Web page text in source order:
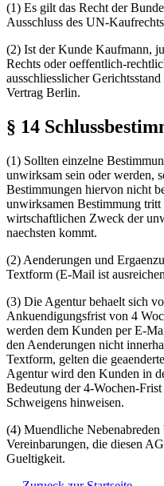
(1) Es gilt das Recht der
Ausschluss des UN-
(2) Ist der Kunde Kaufmann,
Rechts oder oeffentlich-
ausschliesslicher
Vertrag Berlin.
§ 14
(1) Sollten einzelne
unwirksam sein oder werden,
Bestimmungen hiervon nicht
unwirksamen Bestimmung
wirtschaftlichen Zweck der
naechsten kommt.
(2) Aenderungen und
Textform (E-Mail ist
(3) Die Agentur behaelt sich
Ankuendigungsfrist von 4
werden dem Kunden per E-
den Aenderungen nicht
Textform, gelten die
Agentur wird den Kunden in
Bedeutung der 4-Wochen-
Schweigens hinweisen.
(4) Muendliche Nebenabreden
Vereinbarungen, die diesen
Gueltigkeit.